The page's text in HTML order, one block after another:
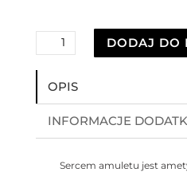
Amulet
Alchemiczki
DODAJ DO
OPIS
INFORMACJE
Sercem amuletu jest